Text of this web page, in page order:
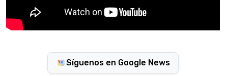
Síguenos en Google News